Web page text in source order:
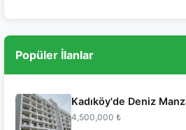
Popüler İlanlar
Kadıköy'de Deniz
4,500,000 ₺